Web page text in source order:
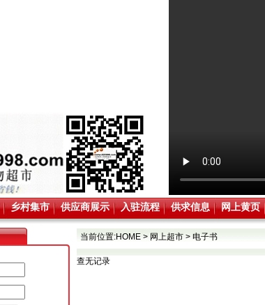
乡村集市 供应商展示 入驻流程 供求信息 网上黄页
当前位置:HOME> 网上超市> 电子书
查无记录